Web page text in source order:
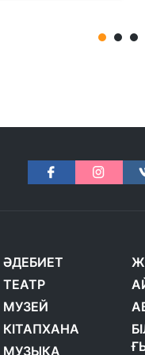
ӘДЕБИЕТ
ТЕАТР
МУЗЕЙ
КІТАПХАНА
МУЗЫКА